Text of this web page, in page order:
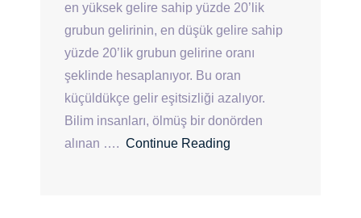
en yüksek gelire sahip yüzde 20’lik
grubun gelirinin, en düşük gelire sahip
yüzde 20’lik grubun gelirine oranı
şeklinde hesaplanıyor. Bu oran
küçüldükçe gelir eşitsizliği azalıyor.
Bilim insanları, ölmüş bir donörden
alınan …. Continue Reading